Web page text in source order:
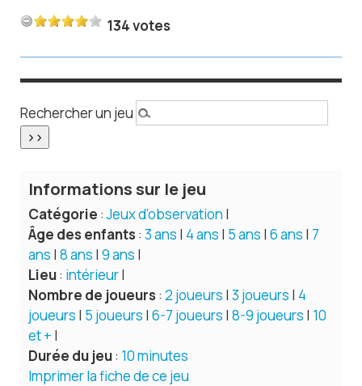
134 votes
Rechercher un jeu
Informations sur le jeu
Catégorie :Jeux d’observation |
Âge des enfants : 3 ans | 4 ans | 5 ans | 6 ans | 7
ans | 8 ans | 9 ans |
Lieu: intérieur|
Nombre de joueurs : 2 joueurs | 3 joueurs | 4
joueurs | 5 joueurs | 6-7 joueurs | 8-9 joueurs | 10
et + |
Durée du jeu: 10 minutes
Imprimer la fiche de ce jeu